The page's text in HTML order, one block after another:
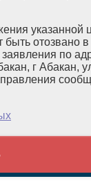
указанной
быть отозвано
по
г Абакан,